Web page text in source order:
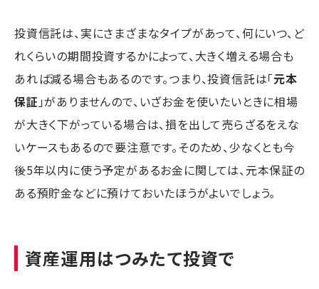
投資信託は、実にさまざまなタイプがあって、何にいつ、ど
れくらいの期間投資するかによって、大きく増える場合も
あれば減る場合もあるのです。つまり、投資信託は「元本
保証 」がありませんので、いざお金を使いたいときに相場
が大きく下がっている場合は、損を出して売らざるをえな
いケースもあるので要注意です。そのため、少なくとも今
後5年以内に使う予定があるお金に関しては、元本保証の
ある預貯金などに預けておいたほうがよいでしょう。
資産運用はつみたて投資で